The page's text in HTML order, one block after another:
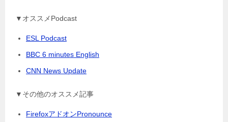
▼オススメPodcast
ESL Podcast
BBC 6 minutes English
CNN News Update
▼その他のオススメ記事
FirefoxアドオンPronounce